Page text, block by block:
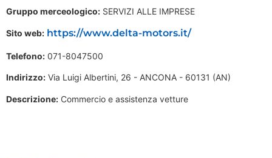
Gruppo merceologico: SERVIZI ALLE IMPRESE
Sito web: https://www.delta-motors.it/
Telefono: 071-8047500
Indirizzo: Via Luigi Albertini, 26 - ANCONA - 60131 (AN)
Descrizione: Commercio e assistenza vetture